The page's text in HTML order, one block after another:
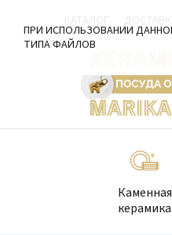
Каменная
керамика
ПРИ ИСПОЛЬЗОВАНИИ
ТИПА ФАЙЛОВ